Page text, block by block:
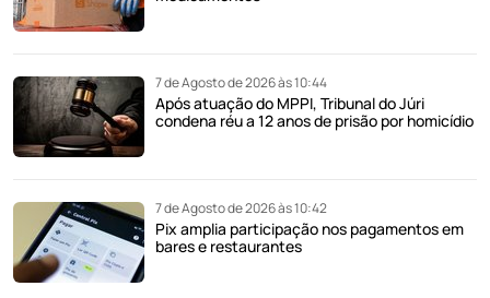
7 de Agosto de 2026 às 10:44
Após atuação do MPPI, Tribunal do Júri
condena réu a 12 anos de prisão por homicídio
7 de Agosto de 2026 às 10:42
Pix amplia participação nos pagamentos em
bares e restaurantes